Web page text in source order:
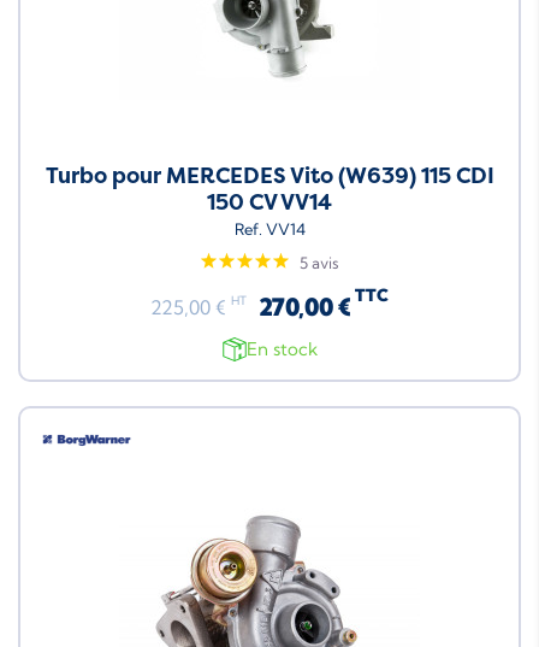
Turbo pour MERCEDES Vito (W639) 115 CDI
150 CV VV14
Ref. VV14
5 avis
225,00 € HT 270,00 € TTC
En stock